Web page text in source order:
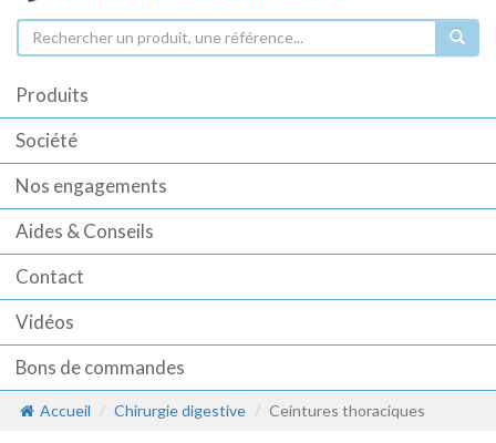
Produits
Société
Nos engagements
Aides & Conseils
Contact
Vidéos
Bons de commandes
Accueil Chirurgie digestive Ceintures thoraciques